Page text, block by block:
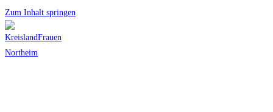
Zum Inhalt springen